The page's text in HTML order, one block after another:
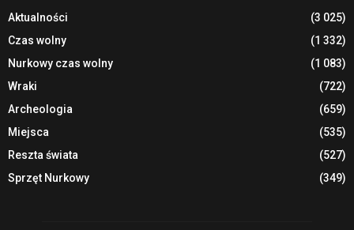
Aktualności
(3 025)
Czas wolny
(1 332)
Nurkowy czas wolny
(1 083)
Wraki
(722)
Archeologia
(659)
Miejsca
(535)
Reszta świata
(527)
Sprzęt Nurkowy
(349)